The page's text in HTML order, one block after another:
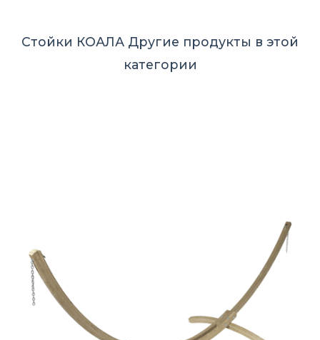
Стойки КОАЛА Другие продукты в этой
категории